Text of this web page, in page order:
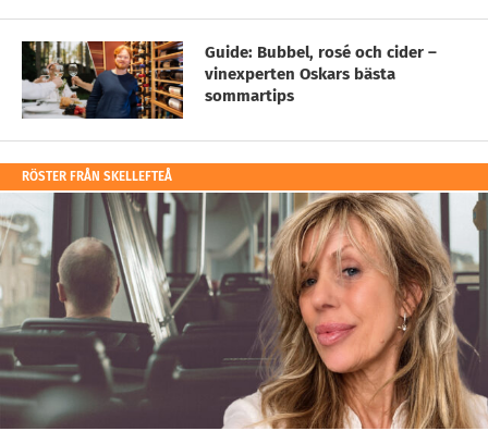
Guide: Bubbel, rosé och cider –
vinexperten Oskars bästa
sommartips
RÖSTER FRÅN SKELLEFTEÅ